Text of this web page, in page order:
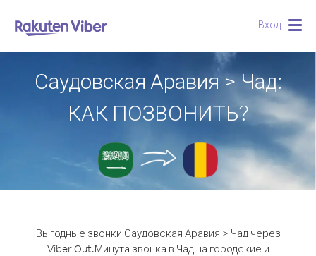
Вход
Саудовская Аравия > Чад:
КАК ПОЗВОНИТЬ?
Выгодные звонки Саудовская Аравия > Чад через
Viber Out.Минута звонка в Чад на городские и